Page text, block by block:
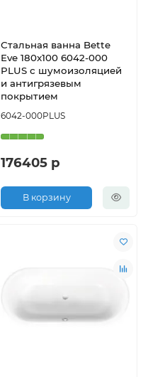
Стальная ванна Bette
Eve 180x100 6042-000
PLUS с шумоизоляцией
и антигрязевым
покрытием
6042-000PLUS
176405 р
В корзину